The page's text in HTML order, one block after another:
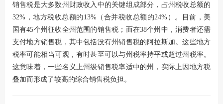
销售税是大多数州财政收入中的关键组成部分，占州税收总额的
32%，地方税收总额的13%（合并税收总额的24%）。目前，美
国有45个州征收全州范围的销售税；而在38个州中，消费者还需
支付地方销售税，其中包括没有州销售税的阿拉斯加。这些地方
税率可能相当可观，有时甚至可以与州税率持平或超过州税率。
这意味着，一些名义上州级销售税率适中的州，实际上因地方税
叠加而形成了较高的综合销售税负担。